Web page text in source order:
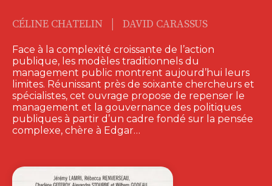
CÉLINE CHATELIN | DAVID CARASSUS
Face à la complexité croissante de l’action
publique, les modèles traditionnels du
management public montrent aujourd’hui leurs
limites. Réunissant près de soixante chercheurs et
spécialistes, cet ouvrage propose de repenser le
management et la gouvernance des politiques
publiques à partir d’un cadre fondé sur la pensée
complexe, chère à Edgar…